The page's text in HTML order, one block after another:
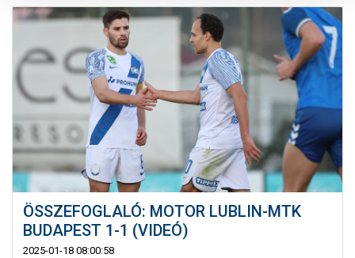
ÖSSZEFOGLALÓ: MOTOR LUBLIN-MTK
BUDAPEST 1-1 (VIDEÓ)
2025-01-18 08:00:58